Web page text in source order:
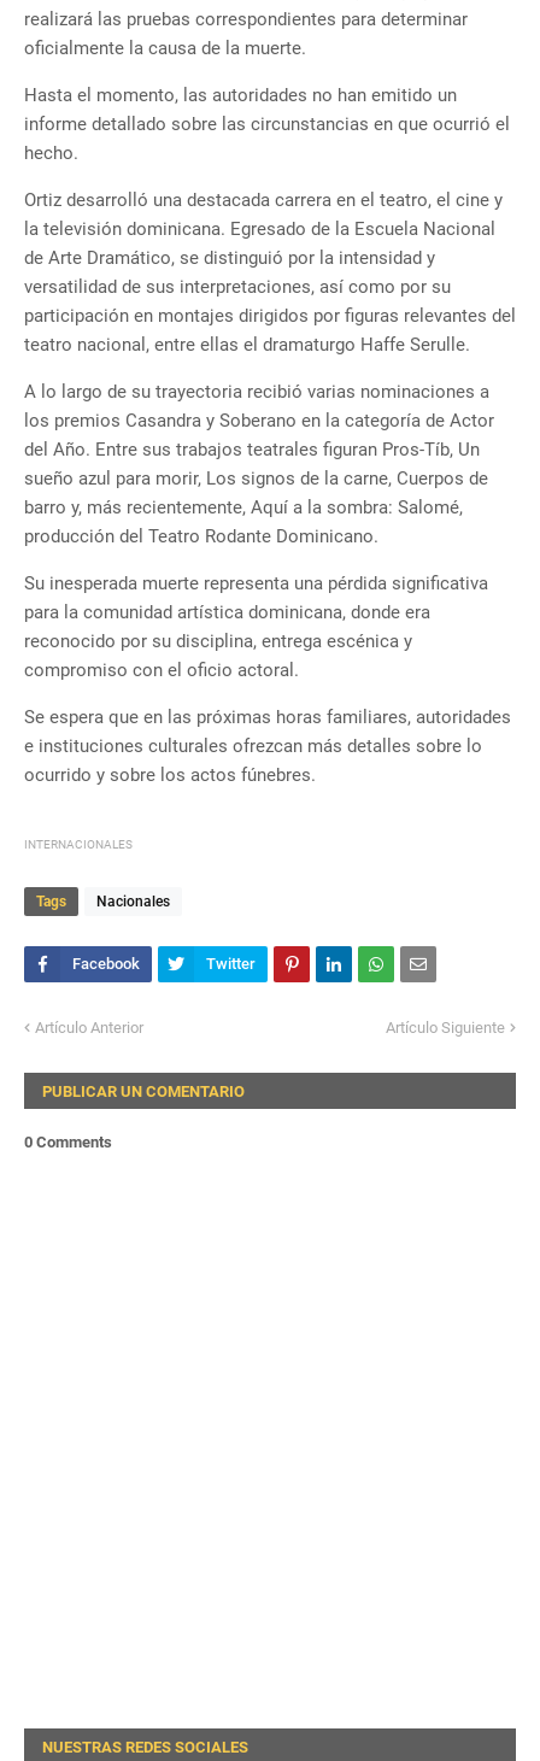
realizará las pruebas correspondientes para determinar
oficialmente la causa de la muerte.
Hasta el momento, las autoridades no han emitido un
informe detallado sobre las circunstancias en que ocurrió el
hecho.
Ortiz desarrolló una destacada carrera en el teatro, el cine y
la televisión dominicana. Egresado de la Escuela Nacional
de Arte Dramático, se distinguió por la intensidad y
versatilidad de sus interpretaciones, así como por su
participación en montajes dirigidos por figuras relevantes del
teatro nacional, entre ellas el dramaturgo Haffe Serulle.
A lo largo de su trayectoria recibió varias nominaciones a
los premios Casandra y Soberano en la categoría de Actor
del Año. Entre sus trabajos teatrales figuran Pros-Tíb, Un
sueño azul para morir, Los signos de la carne, Cuerpos de
barro y, más recientemente, Aquí a la sombra: Salomé,
producción del Teatro Rodante Dominicano.
Su inesperada muerte representa una pérdida significativa
para la comunidad artística dominicana, donde era
reconocido por su disciplina, entrega escénica y
compromiso con el oficio actoral.
Se espera que en las próximas horas familiares, autoridades
e instituciones culturales ofrezcan más detalles sobre lo
ocurrido y sobre los actos fúnebres.
INTERNACIONALES
Tags Nacionales
Artículo Anterior Artículo Siguiente
PUBLICAR UN COMENTARIO
0 Comments
NUESTRAS REDES SOCIALES